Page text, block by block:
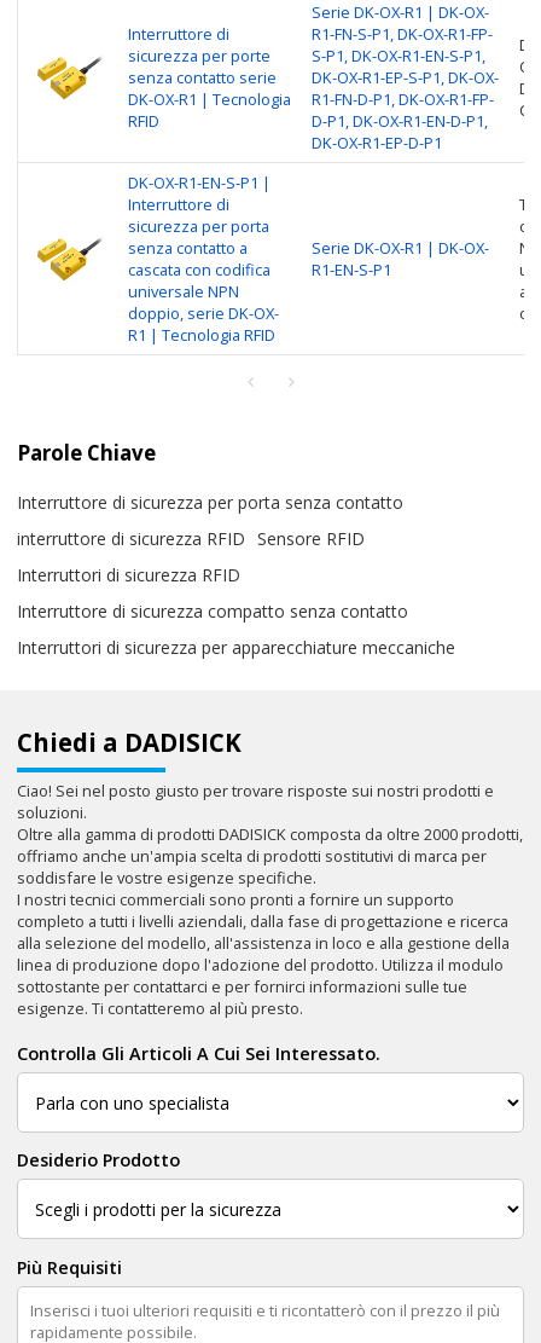
Interruttore di
sicurezza per porte
senza contatto serie
DK-OX-R1 | Tecnologia
RFID
Serie DK-OX-R1 | DK-OX-
R1-FN-S-P1, DK-OX-R1-FP-
S-P1, DK-OX-R1-EN-S-P1,
DK-OX-R1-EP-S-P1, DK-OX-
R1-FN-D-P1, DK-OX-R1-FP-
D-P1, DK-OX-R1-EN-D-P1,
DK-OX-R1-EP-D-P1
DK-OX-R1-EN-S-P1 |
Interruttore di
sicurezza per porta
senza contatto a
cascata con codifica
universale NPN
doppio, serie DK-OX-
R1 | Tecnologia RFID
Serie DK-OX-R1 | DK-OX-
R1-EN-S-P1
a
Parole Chiave
Interruttore di sicurezza per porta senza contatto
interruttore di sicurezza RFID
Sensore RFID
Interruttori di sicurezza RFID
Interruttore di sicurezza compatto senza contatto
Interruttori di sicurezza per apparecchiature meccaniche
Chiedi a DADISICK
Ciao! Sei nel posto giusto per trovare risposte sui nostri prodotti e
soluzioni.
Oltre alla gamma di prodotti DADISICK composta da oltre 2000 prodotti,
offriamo anche un'ampia scelta di prodotti sostitutivi di marca per
soddisfare le vostre esigenze specifiche.
I nostri tecnici commerciali sono pronti a fornire un supporto
completo a tutti i livelli aziendali, dalla fase di progettazione e ricerca
alla selezione del modello, all'assistenza in loco e alla gestione della
linea di produzione dopo l'adozione del prodotto. Utilizza il modulo
sottostante per contattarci e per fornirci informazioni sulle tue
esigenze. Ti contatteremo al più presto.
Controlla Gli Articoli A Cui Sei Interessato.
Desiderio Prodotto
Più Requisiti